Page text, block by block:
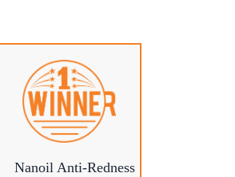
Nanoil Anti-Redness